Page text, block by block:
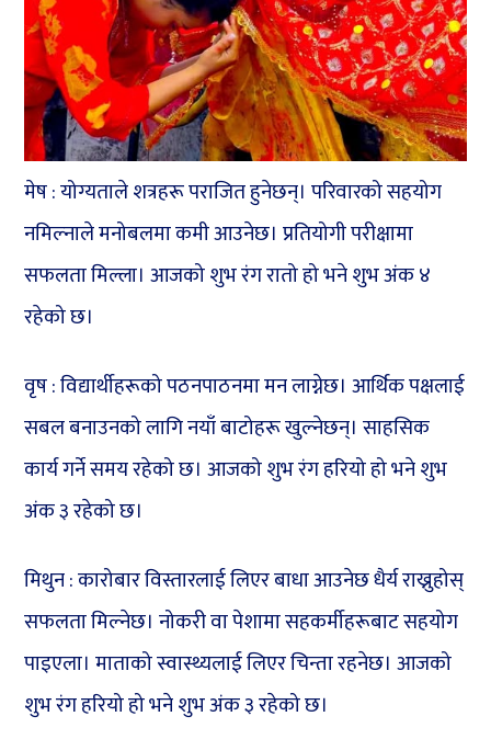
मेष : योग्यताले शत्रहरू पराजित हुनेछन्। परिवारको सहयोग
नमिल्नाले मनोबलमा कमी आउनेछ। प्रतियोगी परीक्षामा
सफलता मिल्ला। आजको शुभ रंग रातो हो भने शुभ अंक ४
रहेको छ।
वृष : विद्यार्थीहरूको पठनपाठनमा मन लाग्नेछ। आर्थिक पक्षलाई
सबल बनाउनको लागि नयाँ बाटोहरू खुल्नेछन्। साहसिक
कार्य गर्ने समय रहेको छ। आजको शुभ रंग हरियो हो भने शुभ
अंक ३ रहेको छ।
मिथुन : कारोबार विस्तारलाई लिएर बाधा आउनेछ धैर्य राख्नुहोस्
सफलता मिल्नेछ। नोकरी वा पेशामा सहकर्मीहरूबाट सहयोग
पाइएला। माताको स्वास्थ्यलाई लिएर चिन्ता रहनेछ। आजको
शुभ रंग हरियो हो भने शुभ अंक ३ रहेको छ।